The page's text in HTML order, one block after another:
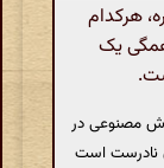
هرکدام
یک
مصنوعی در
نادرست است